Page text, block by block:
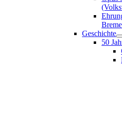
Geschichte
50